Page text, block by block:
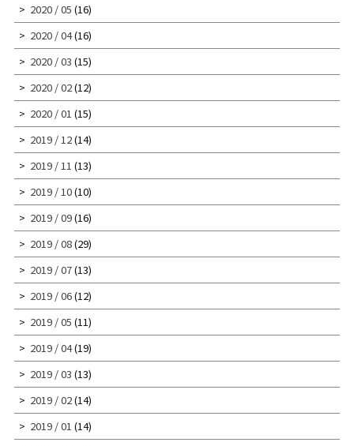
2020 / 05 (16)
2020 / 04(16)
2020 / 03 (15)
2020 / 02(12)
2020 / 01 (15)
2019 / 12(14)
2019 / 11 (13)
2019 / 10(10)
2019 / 09(16)
2019 / 08(29)
2019 / 07(13)
2019 / 06(12)
2019 / 05 (11)
2019 / 04(19)
2019 / 03 (13)
2019 / 02(14)
2019 / 01 (14)